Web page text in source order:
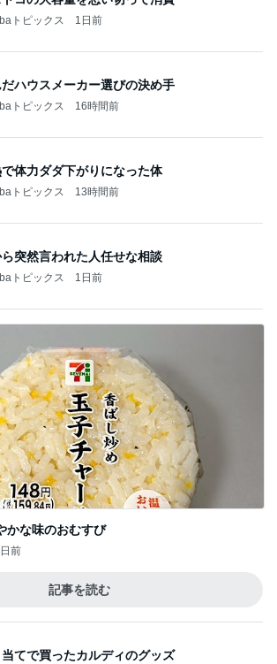
トピックス 1日前
ハウスメーカー選びの決め手
トピックス 16時間前
体力ダダ下がりになった体
トピックス 13時間前
突然言われた人任せな相談
トピックス 1日前
かな味のおむすび
前
記事を読む
てで買ったカルディのグッズ